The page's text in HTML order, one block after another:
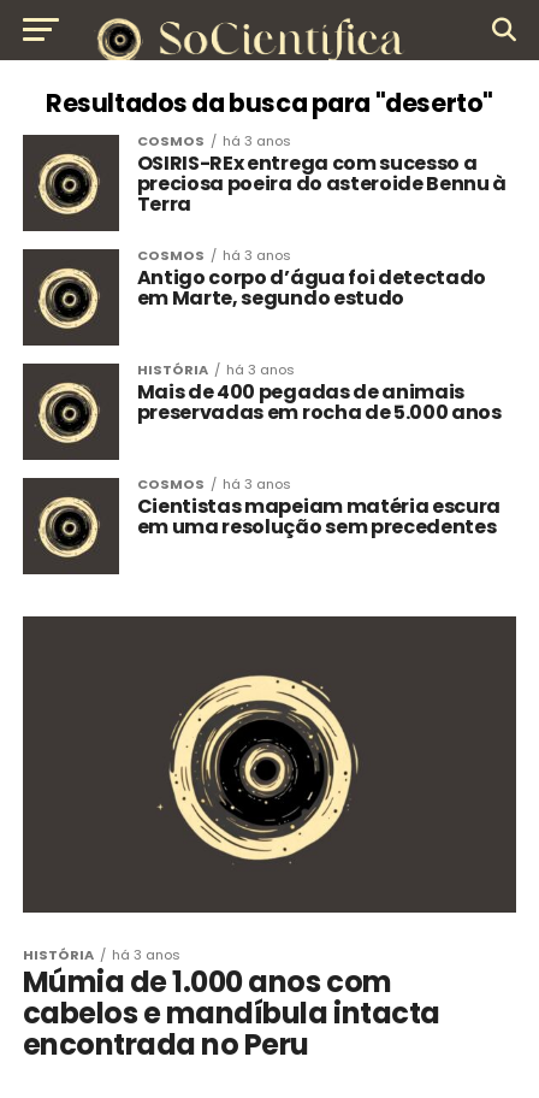
Resultados da busca para "deserto"
COSMOS há 3 anos
OSIRIS-REx entrega com sucesso a
preciosa poeira do asteroide Bennu à
Terra
COSMOS há 3 anos
Antigo corpo d’água foi detectado
em Marte, segundo estudo
HISTÓRIA há 3 anos
Mais de 400 pegadas de animais
preservadas em rocha de 5.000 anos
COSMOS há 3 anos
Cientistas mapeiam matéria escura
em uma resolução sem precedentes
HISTÓRIA há 3 anos
Múmia de 1.000 anos com
cabelos e mandíbula intacta
encontrada no Peru